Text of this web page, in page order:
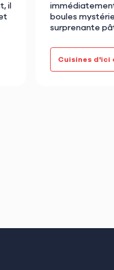
il
boules
surprenante
Cuisines d'ici